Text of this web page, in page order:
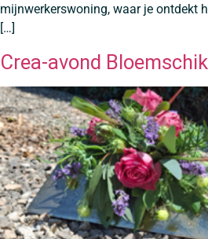
mijnwerkerswoning, waar je ontdekt
[…]
Crea-avond